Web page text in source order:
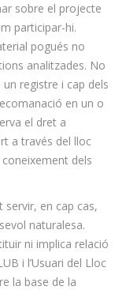
sobre el projecte
participar-hi.
pogués no
analitzades. No
registre i cap dels
en un o
el dret a
a través del lloc
dels
en cap cas,
naturalesa.
ni implica relació
i l’Usuari del Lloc
la base de la